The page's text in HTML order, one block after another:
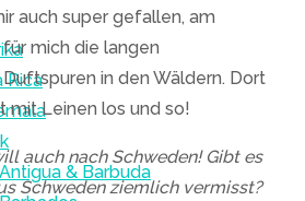
Rica
Antigua & Barbuda
auch super gefallen, am
mich die langen
in den Wäldern. Dort
mit Leinen los und so!
auch nach Schweden! Gibt es
Schweden ziemlich vermisst?